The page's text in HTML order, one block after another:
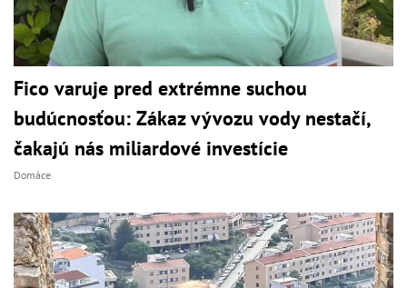
Fico varuje pred extrémne suchou
budúcnosťou: Zákaz vývozu vody nestačí,
čakajú nás miliardové investície
Domáce